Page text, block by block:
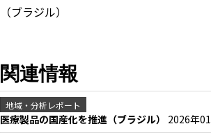
（ブラジル）
関連情報
地域・分析レポート
医療製品の国産化を推進（ブラジル） 2026年